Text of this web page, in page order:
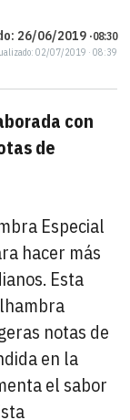
26/06/2019 ·08:30
02/07/2019 · 08:39
con
de
Especial
hacer más
Esta
notas de
en la
el sabor